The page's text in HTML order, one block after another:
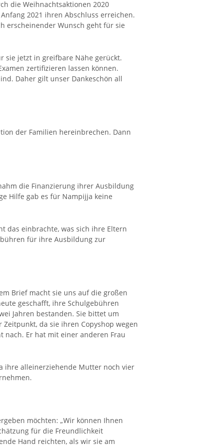
die Weihnachtsaktionen 2020
2021 ihren Abschluss erreichen.
erscheinender Wunsch geht für sie
sie jetzt in greifbare Nähe gerückt.
zertifizieren lassen können.
Daher gilt unser Dankeschön all
der Familien hereinbrechen. Dann
die Finanzierung ihrer Ausbildung
Hilfe gab es für Nampijja keine
das einbrachte, was sich ihre Eltern
für ihre Ausbildung zur
Brief macht sie uns auf die großen
geschafft, ihre Schulgebühren
Jahren bestanden. Sie bittet um
da sie ihren Copyshop wegen
Er hat mit einer anderen Frau
ihre alleinerziehende Mutter noch vier
möchten: „Wir können Ihnen
für die Freundlichkeit
Hand reichten, als wir sie am